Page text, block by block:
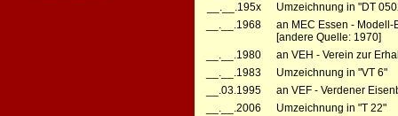
__.__.195x
Umzeichnung in "DT
__.__.1968
an MEC Essen - Modell-
[andere Quelle: 1970]
__.__.1980
an VEH - Verein zur
__.__.1983
Umzeichnung in "VT 6"
__.03.1995
an VEF - Verdener
__.__.2006
Umzeichnung in "T 22"